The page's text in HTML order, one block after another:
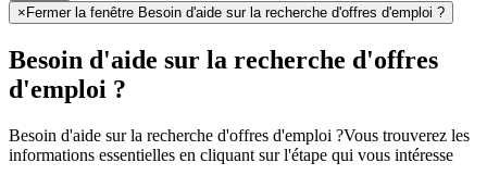
× Fermer la fenêtre Besoin d'aide sur la recherche d'offres d'emploi ?
Besoin d'aide sur la recherche d'offres
d'emploi ?
Besoin d'aide sur la recherche d'offres d'emploi ?Vous trouverez les
informations essentielles en cliquant sur l'étape qui vous intéresse